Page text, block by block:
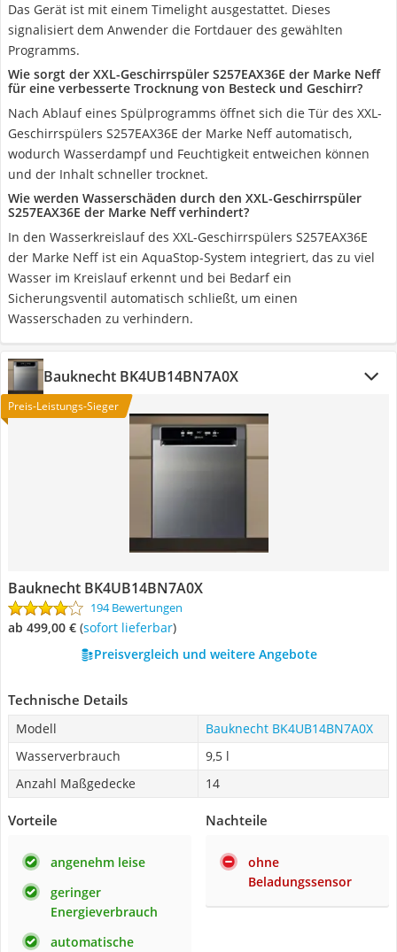
Das Gerät ist mit einem Timelight ausgestattet. Dieses
signalisiert dem Anwender die Fortdauer des gewählten
Programms.
Wie sorgt der XXL-Geschirrspüler S257EAX36E der Marke Neff
für eine verbesserte Trocknung von Besteck und Geschirr?
Nach Ablauf eines Spülprogramms öffnet sich die Tür des XXL-
Geschirrspülers S257EAX36E der Marke Neff automatisch,
wodurch Wasserdampf und Feuchtigkeit entweichen können
und der Inhalt schneller trocknet.
Wie werden Wasserschäden durch den XXL-Geschirrspüler
S257EAX36E der Marke Neff verhindert?
In den Wasserkreislauf des XXL-Geschirrspülers S257EAX36E
der Marke Neff ist ein AquaStop-System integriert, das zu viel
Wasser im Kreislauf erkennt und bei Bedarf ein
Sicherungsventil automatisch schließt, um einen
Wasserschaden zu verhindern.
Bauknecht BK4UB14BN7A0X
Preis-Leistungs-Sieger
Bauknecht BK4UB14BN7A0X
194 Bewertungen
ab 499,00 € ( Sofort lieferbar)
Preisvergleich und weitere Angebote
Technische Details
Modell
Bauknecht BK4UB14BN7A0X
Wasserverbrauch
9,5 l
Anzahl Maßgedecke
14
Vorteile
angenehm leise
geringer
Energieverbrauch
automatische
Nachteile
ohne
Beladungssensor